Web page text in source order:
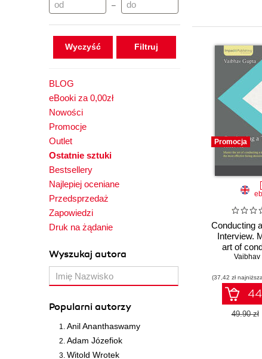
–
Wyczyść
BLOG
eBooki za 0,00zł
Nowości
Promocje
Outlet
Ostatnie sztuki
Bestsellery
Najlepiej oceniane
Przedsprzedaż
Zapowiedzi
Druk na żądanie
Wyszukaj autora
Popularni autorzy
Anil Ananthaswamy
Adam Józefiok
Witold Wrotek
Promocja
Conducting
Interview.
art of
telephone
Vaibhav
(37,42 zł
49.90 zł